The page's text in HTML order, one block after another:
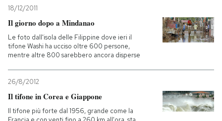
18/12/2011
Il giorno dopo a Mindanao
Le foto dall'isola delle Filippine dove ieri il
tifone Washi ha ucciso oltre 600 persone,
mentre altre 800 sarebbero ancora disperse
26/8/2012
Il tifone in Corea e Giappone
Il tifone più forte dal 1956, grande come la